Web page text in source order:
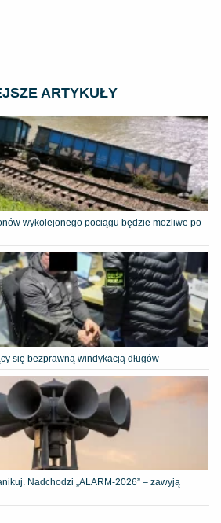
ARTYKUŁY
wykolejonego pociągu będzie możliwe po
się bezprawną windykacją długów
Nadchodzi „ALARM-2026” – zawyją